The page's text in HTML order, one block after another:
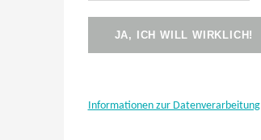
Informationen zur Datenverarbeitung